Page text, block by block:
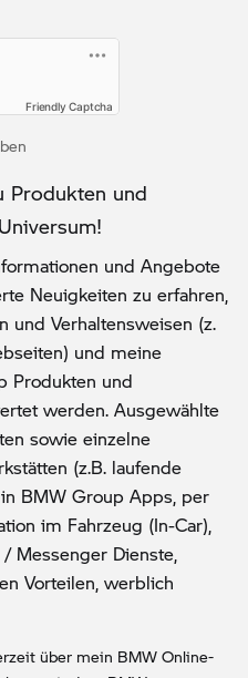
Friendly Captcha
Produkten und
und Angebote
Neuigkeiten zu erfahren,
und Verhaltensweisen (z.
und meine
Produkten und
werden. Ausgewählte
sowie einzelne
(z.B. laufende
BMW Group Apps, per
im Fahrzeug (In-Car),
Messenger Dienste,
Vorteilen, werblich
Einwilligung zur
über mein BMW Online-